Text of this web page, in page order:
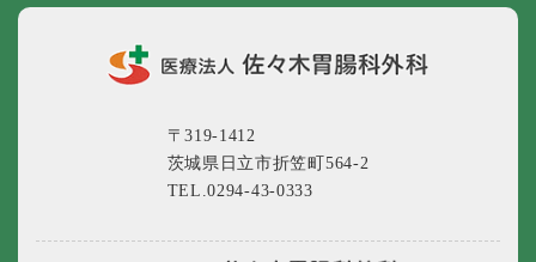
〒319-1412
茨城県日立市折笠町564-2
TEL.0294-43-0333